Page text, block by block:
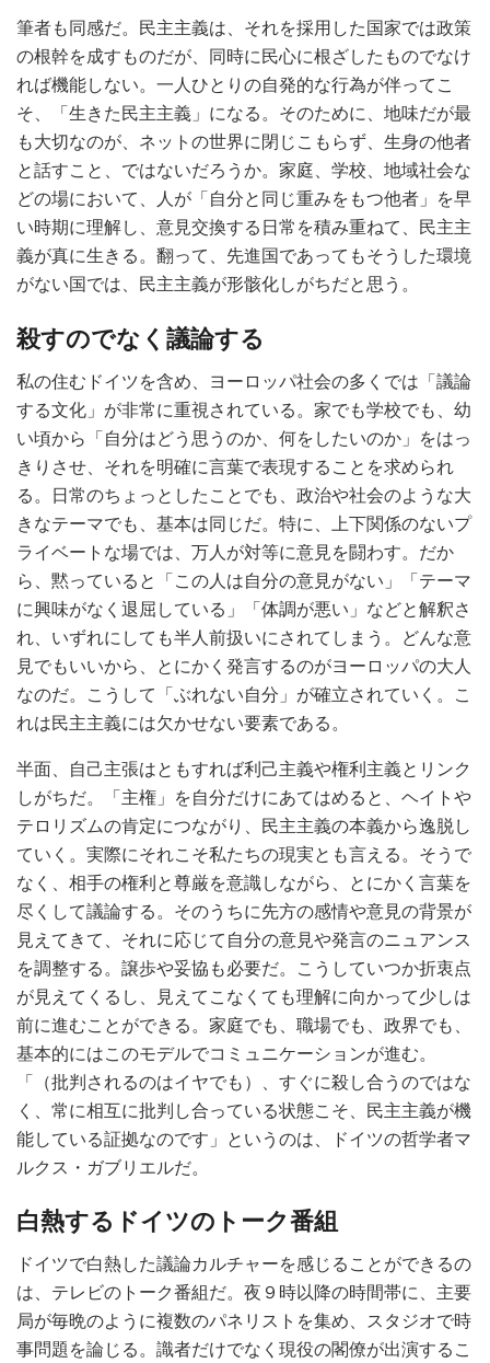
筆者も同感だ。民主主義は、それを採用した国家では政策
の根幹を成すものだが、同時に民心に根ざしたものでなけ
れば機能しない。一人ひとりの自発的な行為が伴ってこ
そ、「生きた民主主義」になる。そのために、地味だが最
も大切なのが、ネットの世界に閉じこもらず、生身の他者
と話すこと、ではないだろうか。家庭、学校、地域社会な
どの場において、人が「自分と同じ重みをもつ他者」を早
い時期に理解し、意見交換する日常を積み重ねて、民主主
義が真に生きる。翻って、先進国であってもそうした環境
がない国では、民主主義が形骸化しがちだと思う。
殺すのでなく議論する
私の住むドイツを含め、ヨーロッパ社会の多くでは「議論
する文化」が非常に重視されている。家でも学校でも、幼
い頃から「自分はどう思うのか、何をしたいのか」をはっ
きりさせ、それを明確に言葉で表現することを求められ
る。日常のちょっとしたことでも、政治や社会のような大
きなテーマでも、基本は同じだ。特に、上下関係のないプ
ライベートな場では、万人が対等に意見を闘わす。だか
ら、黙っていると「この人は自分の意見がない」「テーマ
に興味がなく退屈している」「体調が悪い」などと解釈さ
れ、いずれにしても半人前扱いにされてしまう。どんな意
見でもいいから、とにかく発言するのがヨーロッパの大人
なのだ。こうして「ぶれない自分」が確立されていく。こ
れは民主主義には欠かせない要素である。
半面、自己主張はともすれば利己主義や権利主義とリンク
しがちだ。「主権」を自分だけにあてはめると、ヘイトや
テロリズムの肯定につながり、民主主義の本義から逸脱し
ていく。実際にそれこそ私たちの現実とも言える。そうで
なく、相手の権利と尊厳を意識しながら、とにかく言葉を
尽くして議論する。そのうちに先方の感情や意見の背景が
見えてきて、それに応じて自分の意見や発言のニュアンス
を調整する。譲歩や妥協も必要だ。こうしていつか折衷点
が見えてくるし、見えてこなくても理解に向かって少しは
前に進むことができる。家庭でも、職場でも、政界でも、
基本的にはこのモデルでコミュニケーションが進む。
「（批判されるのはイヤでも）、すぐに殺し合うのではな
く、常に相互に批判し合っている状態こそ、民主主義が機
能している証拠なのです」というのは、ドイツの哲学者マ
ルクス・ガブリエルだ。
白熱するドイツのトーク番組
ドイツで白熱した議論カルチャーを感じることができるの
は、テレビのトーク番組だ。夜９時以降の時間帯に、主要
局が毎晩のように複数のパネリストを集め、スタジオで時
事問題を論じる。識者だけでなく現役の閣僚が出演するこ